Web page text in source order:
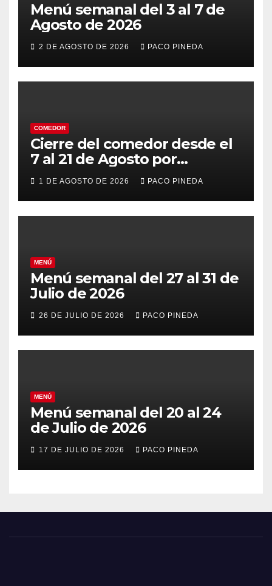
Menú semanal del 3 al 7 de
Agosto de 2026
2 DE AGOSTO DE 2026 PACO PINEDA
COMEDOR
Cierre del comedor desde el
7 al 21 de Agosto por
vacaciones
1 DE AGOSTO DE 2026 PACO PINEDA
MENÚ
Menú semanal del 27 al 31 de
Julio de 2026
26 DE JULIO DE 2026 PACO PINEDA
MENÚ
Menú semanal del 20 al 24
de Julio de 2026
17 DE JULIO DE 2026 PACO PINEDA